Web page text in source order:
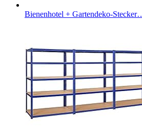
Bienenhotel + Gartendeko-